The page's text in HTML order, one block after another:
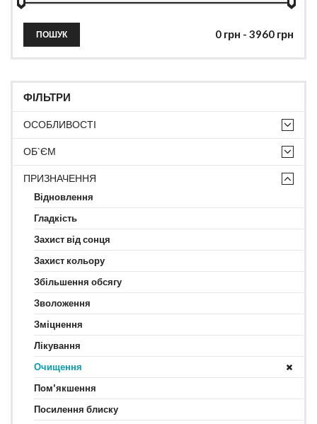
ПОШУК
ФІЛЬТРИ
ОСОБЛИВОСТІ
ОБ`ЄМ
ПРИЗНАЧЕННЯ
Відновлення
Гладкість
Захист від сонця
Захист кольору
Збільшення обсягу
Зволоження
Зміцнення
Лікування
Очищення
Пом'якшення
Посилення блиску